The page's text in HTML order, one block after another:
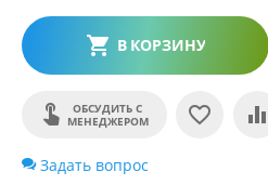
В КОРЗИНУ
ОБСУДИТЬ С
МЕНЕДЖЕРОМ
Задать вопрос